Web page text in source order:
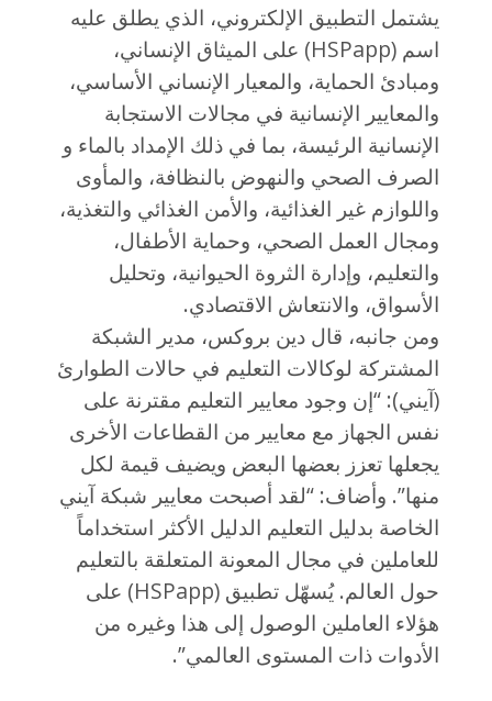
يشتمل التطبيق الإلكتروني، الذي يطلق عليه
اسم (HSPapp) على الميثاق الإنساني،
ومبادئ الحماية، والمعيار الإنساني الأساسي،
والمعايير الإنسانية في مجالات الاستجابة
الإنسانية الرئيسة، بما في ذلك الإمداد بالماء و
الصرف الصحي والنهوض بالنظافة، والمأوى
واللوازم غير الغذائية، والأمن الغذائي والتغذية،
ومجال العمل الصحي، وحماية الأطفال،
والتعليم، وإدارة الثروة الحيوانية، وتحليل
الأسواق، والانتعاش الاقتصادي.
ومن جانبه، قال دين بروكس، مدير الشبكة
المشتركة لوكالات التعليم في حالات الطوارئ
(آيني): “إن وجود معايير التعليم مقترنة على
نفس الجهاز مع معايير من القطاعات الأخرى
يجعلها تعزز بعضها البعض ويضيف قيمة لكل
منها”. وأضاف: “لقد أصبحت معايير شبكة آيني
الخاصة بدليل التعليم الدليل الأكثر استخداماً
للعاملين في مجال المعونة المتعلقة بالتعليم
حول العالم. يُسهّل تطبيق (HSPapp) على
هؤلاء العاملين الوصول إلى هذا وغيره من
الأدوات ذات المستوى العالمي”.